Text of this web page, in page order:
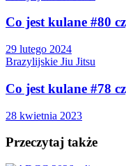
Co jest kulane #80
29 lutego 2024
Brazylijskie Jiu Jitsu
Co jest kulane #78
28 kwietnia 2023
Przeczytaj także